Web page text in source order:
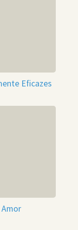
Eficazes